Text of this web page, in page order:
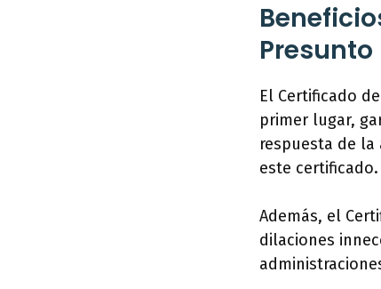
Presunto
El Certificado
primer lugar,
respuesta de
este certificado.
Además, el
dilaciones